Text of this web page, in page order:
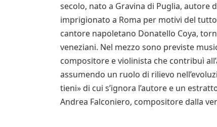
secolo, nato a Gravina di Puglia, autore
imprigionato a Roma per motivi del
cantore napoletano Donatello Coya,
veneziani. Nel mezzo sono previste
compositore e violinista che contribuì
assumendo un ruolo di rilievo
tieni» di cui s’ignora l’autore e un
Andrea Falconiero, compositore dalla